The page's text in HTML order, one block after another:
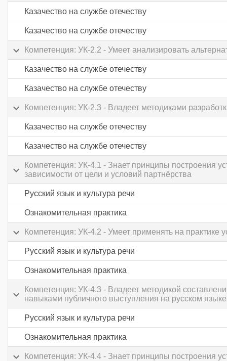
Казачество на службе отечеству
Казачество на службе отечеству
Компетенция: УК-2.2 - Умеет анализировать
Казачество на службе отечеству
Казачество на службе отечеству
Компетенция: УК-2.3 - Владеет методиками
Казачество на службе отечеству
Казачество на службе отечеству
Компетенция: УК-4.1 - Знает принципы построения
зависимости от цели и условий партнёрства
Русский язык и культура речи
Ознакомительная практика
Компетенция: УК-4.2 - Умеет применять на
Русский язык и культура речи
Ознакомительная практика
Компетенция: УК-4.3 - Владеет методикой
навыками публичного выступления на русском
Русский язык и культура речи
Ознакомительная практика
Компетенция: УК-4.4 - Знает принципы построения